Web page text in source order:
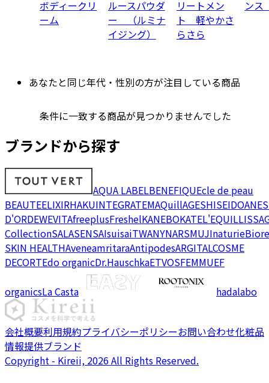
ボディークリ
ーム
ルースパウダ
ー （ルミナ
イジング）
リートメン
ト 軽やかさ
らさら
ン
あなたと同じ年代・性別の方が注目している商品
条件に一致する商品が見つかりませんでした
ブランドから探す
AQUA LABELBENEFIQUEcle de peau
BEAUTEELIXIRHAKUINTEGRATEMAQuillAGESHISEIDO
D'ORDEWEVITAfreeplusFreshelKANEBOKATEL'EQUIL
CollectionSALASENSAIsuisaiTWANYNARSMUJInaturieBiore
SKIN HEALTHAveneamritaraAntipodesARGITALCOSME
DECORTEdo organicDr.HauschkaETVOSFEMMUEF
organicsLa Casta hadalabo
会社概要利用規約プライバシーポリシーお問い合わせ化粧品
情報提供ブランド
Copyright - Kireii, 2026 All Rights Reserved.